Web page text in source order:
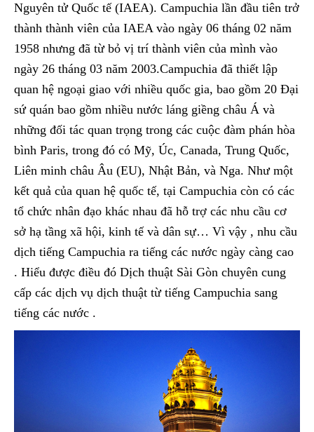
Nguyên tử Quốc tế (IAEA). Campuchia lần đầu tiên trở
thành thành viên của IAEA vào ngày 06 tháng 02 năm
1958 nhưng đã từ bỏ vị trí thành viên của mình vào
ngày 26 tháng 03 năm 2003.Campuchia đã thiết lập
quan hệ ngoại giao với nhiều quốc gia, bao gồm 20 Đại
sứ quán bao gồm nhiều nước láng giềng châu Á và
những đối tác quan trọng trong các cuộc đàm phán hòa
bình Paris, trong đó có Mỹ, Úc, Canada, Trung Quốc,
Liên minh châu Âu (EU), Nhật Bản, và Nga. Như một
kết quả của quan hệ quốc tế, tại Campuchia còn có các
tổ chức nhân đạo khác nhau đã hỗ trợ các nhu cầu cơ
sở hạ tầng xã hội, kinh tế và dân sự… Vì vậy , nhu cầu
dịch tiếng Campuchia ra tiếng các nước ngày càng cao
. Hiểu được điều đó Dịch thuật Sài Gòn chuyên cung
cấp các dịch vụ dịch thuật từ tiếng Campuchia sang
tiếng các nước .